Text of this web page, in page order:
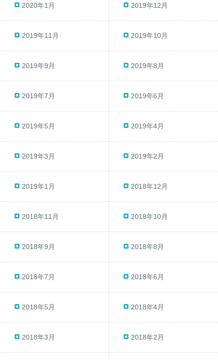
2020年1月 2019年12月
2019年11月 2019年10月
2019年9月 2019年8月
2019年7月 2019年6月
2019年5月 2019年4月
2019年3月 2019年2月
2019年1月 2018年12月
2018年11月 2018年10月
2018年9月 2018年8月
2018年7月 2018年6月
2018年5月 2018年4月
2018年3月 2018年2月